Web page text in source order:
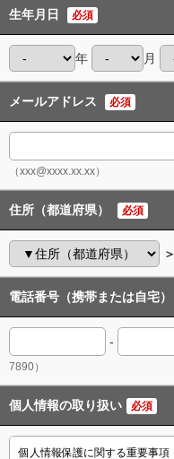
生年月日 必須
年 月
メールアドレス 必須
（xxx@xxxx.xx.xx）
住所（都道府県） 必須
＞
電話番号（携帯または自宅）
-
7890）
個人情報の取り扱い 必須